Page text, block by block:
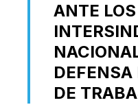
ANTE
DEFENSA
DE